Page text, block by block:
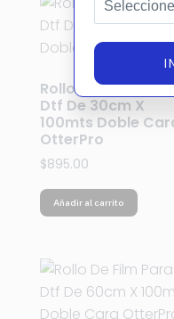
Rollo De Film Para
Dtf De 30cm X
100mts Doble
OtterPro
$895.00
Añadir al carrito